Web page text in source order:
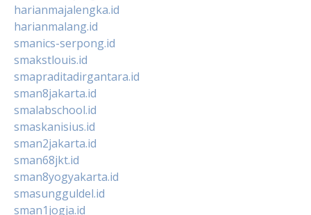
harianmajalengka.id
harianmalang.id
smanics-serpong.id
smakstlouis.id
smapraditadirgantara.id
sman8jakarta.id
smalabschool.id
smaskanisius.id
sman2jakarta.id
sman68jkt.id
sman8yogyakarta.id
smasungguldel.id
sman1jogja.id